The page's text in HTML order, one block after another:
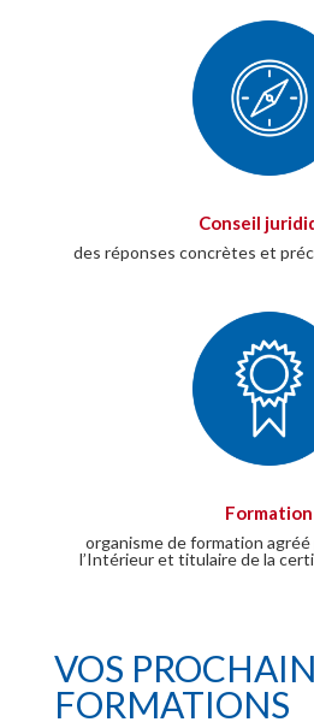
Conseil
des réponses concrètes et
Formation
organisme de formation
l’Intérieur et titulaire de la
VOS
FORMATIONS